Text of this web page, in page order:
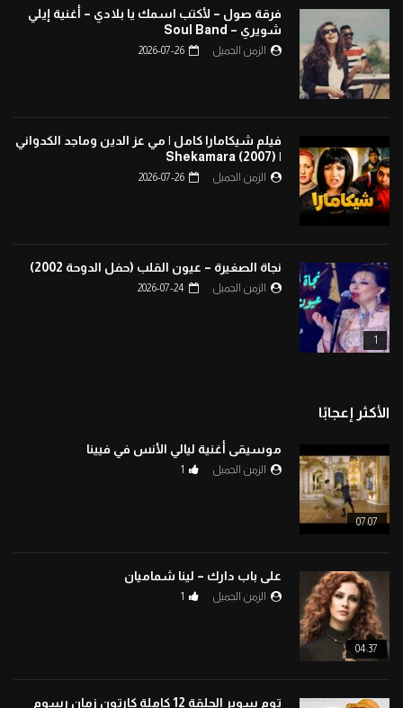
فرقة صول – لأكتب اسمك يا بلادي – أغنية إيلي
شويري – Soul Band
الزمن الجميل 2026-07-26
فيلم شيكامارا كامل | مي عز الدين وماجد الكدواني
| Shekamara (2007)
الزمن الجميل 2026-07-26
1
نجاة الصغيرة – عيون القلب (حفل الدوحة 2002)
الزمن الجميل 2026-07-24
الأكثر إعجابًا
07:07
موسيقى أغنية ليالي الأنس في فيينا
الزمن الجميل 1
04:37
على باب دارك – لينا شماميان
الزمن الجميل 1
توم سوير الحلقة 12 كاملة كارتون زمان رسوم